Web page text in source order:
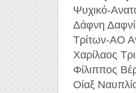
Ψυχικό-
Δάφνη
Τρίτων-ΑΟ
Χαρίλαος
Φίλιππος
Οίαξ